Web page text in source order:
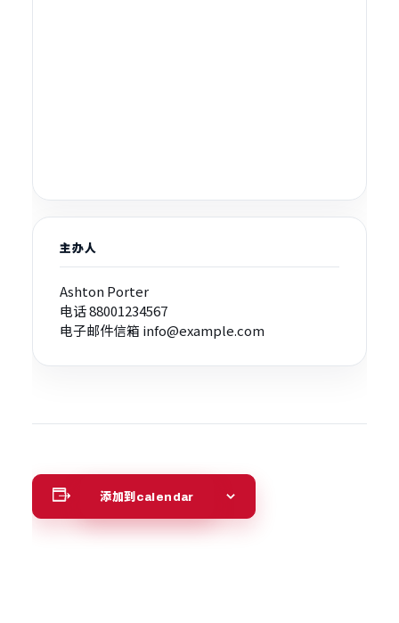
主办人
Ashton Porter
电话88001234567
电子邮件信箱 info@example.com
添加到calendar